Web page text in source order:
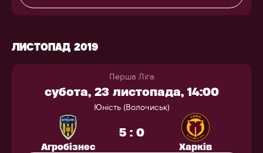
ЛИСТОПАД 2019
Перша Ліга
субота, 23 листопада, 14:00
Юність (Волочиськ)
Агробізнес
5 : 0
Харків